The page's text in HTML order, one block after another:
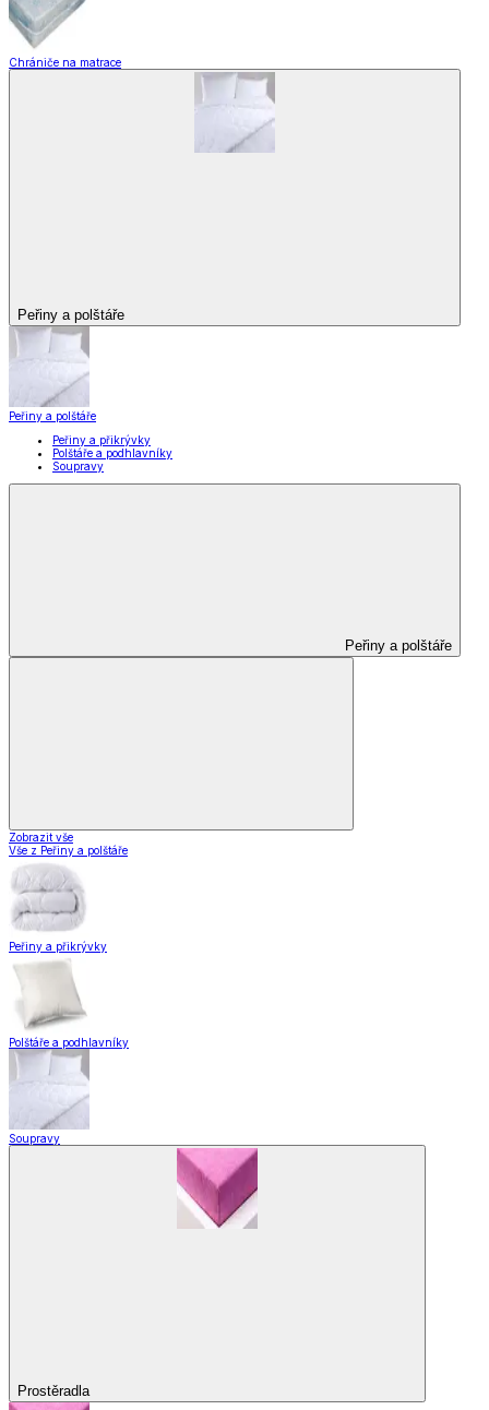
Chrániče na matrace
Peřiny a polštáře
Peřiny a polštáře
Peřiny a přikrývky
Polštáře a podhlavníky
Soupravy
Peřiny a polštáře
Zobrazit vše
Vše z Peřiny a polštáře
Peřiny a přikrývky
Polštáře a podhlavníky
Soupravy
Prostěradla